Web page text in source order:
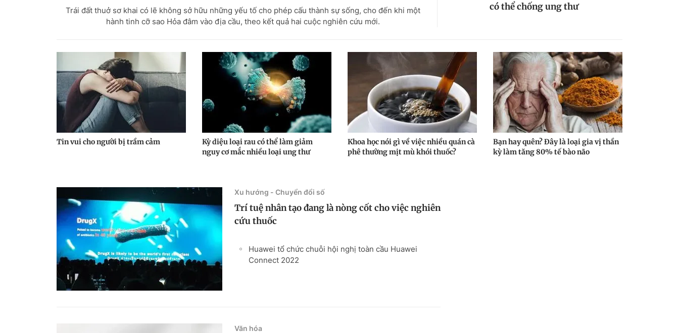
Trái đất thuở sơ khai có lẽ không sở hữu những yếu tố cho phép cấu thành sự sống, cho đến khi một
hành tinh cỡ sao Hỏa đâm vào địa cầu, theo kết quả hai cuộc nghiên cứu mới.
có thể chống ung thư
Tin vui cho người bị trầm cảm
Kỳ diệu loại rau có thể làm giảm
nguy cơ mắc nhiều loại ung thư
Khoa học nói gì về việc nhiều quán cà
phê thường mịt mù khói thuốc?
Bạn hay quên? Đây là loại gia vị thần
kỳ làm tăng 80% tế bào não
Xu hướng - Chuyển đổi số
Trí tuệ nhân tạo đang là nòng cốt cho việc nghiên
cứu thuốc
Huawei tổ chức chuỗi hội nghị toàn cầu Huawei
Connect 2022
Văn hóa